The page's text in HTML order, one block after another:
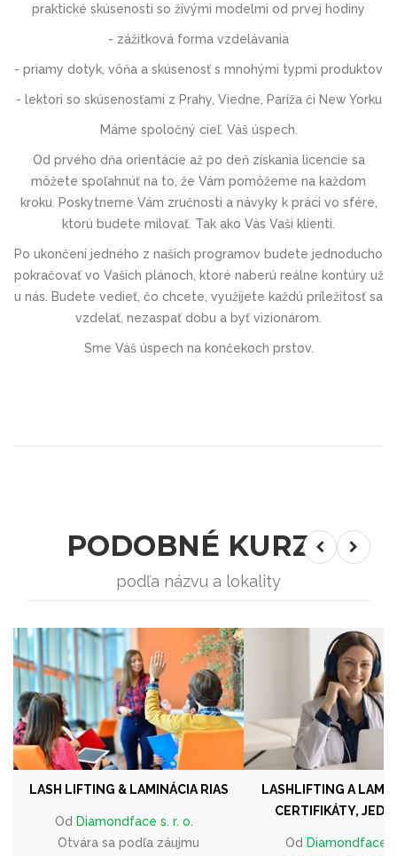
praktické skúsenosti so živými modelmi od prvej hodiny
- zážitková forma vzdelávania
- priamy dotyk, vôňa a skúsenosť s mnohými typmi produktov
- lektori so skúsenosťami z Prahy, Viedne, Paríža či New Yorku
Máme spoločný cieľ. Váš úspech.
Od prvého dňa orientácie až po deň získania licencie sa
môžete spoľahnúť na to, že Vám pomôžeme na každom
kroku. Poskytneme Vám zručnosti a návyky k práci vo sfére,
ktorú budete milovať. Tak ako Vás Vaši klienti.
Po ukončení jedného z našich programov budete jednoducho
pokračovať vo Vašich plánoch, ktoré naberú reálne kontúry už
u nás. Budete vedieť, čo chcete, využijete každú príležitosť sa
vzdelať, nezaspať dobu a byť vizionárom.
Sme Váš úspech na končekoch prstov.
PODOBNÉ KURZY
podľa názvu a lokality
LASH LIFTING & LAMINÁCIA RIAS
Od Diamondface s. r. o.
Otvára sa podľa záujmu
LASHLIFTING A
CERTIFIKÁTY,
Od Diamondface